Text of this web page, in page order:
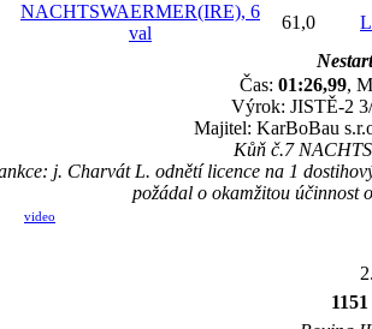
NACHTSWAERMER(IRE), 6
val
61,0
Čas: 01:26,99,
Výrok: JISTĚ-2
Majitel: KarBoBau
Kůň č.7
j. Charvát L. odnětí licence na 1
požádal o okamžitou účinnost
video